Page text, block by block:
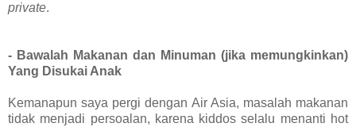
private.
- Bawalah Makanan dan Minuman (jika memungkinkan)
Yang Disukai Anak
Kemanapun saya pergi dengan Air Asia, masalah makanan
tidak menjadi persoalan, karena kiddos selalu menanti hot